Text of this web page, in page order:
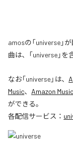
amosの「universe」
曲は、「universe」を
なお「universe」は、
Music、 Amazon
ができる。
各配信サービス：